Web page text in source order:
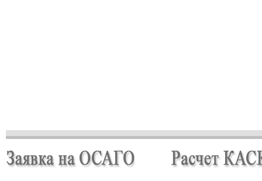
РОСГОССТРАХ в Ленинградской области принял более 200
РОСГОССТРАХ в Свердловской области застраховал дом на
41 млн рублей